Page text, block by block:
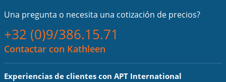
Una pregunta o necesita una cotización de precios?
+32 (0)9/386.15.71
Contactar con Kathleen
Experiencias de clientes con APT International